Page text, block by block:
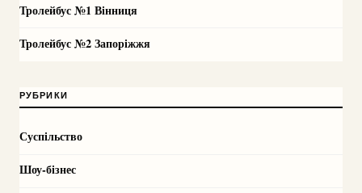
Тролейбус №1 Вінниця
Тролейбус №2 Запоріжжя
РУБРИКИ
Суспільство
Шоу-бізнес